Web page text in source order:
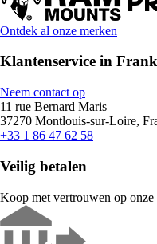
Ontdek al onze merken
Klantenservice in
Neem contact op
11 rue Bernard Maris
37270 Montlouis-sur-Loire,
+33 1 86 47 62 58
Veilig betalen
Koop met vertrouwen op onze